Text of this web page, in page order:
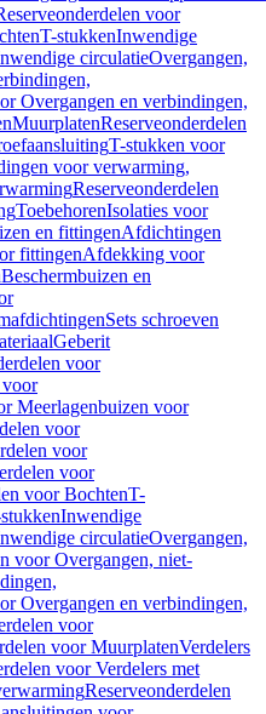
voor
T-stukkenInwendige
circulatieOvergangen,
Overgangen en verbindingen,
MuurplatenReserveonderdelen
T-stukken voor
voor verwarming,
Reserveonderdelen
ToebehorenIsolaties voor
en fittingenAfdichtingen
fittingenAfdekking voor
Beschermbuizen en
Sets schroeven
Geberit
voor
Meerlagenbuizen voor
voor
voor
voor
voor BochtenT-
Inwendige
circulatieOvergangen,
voor Overgangen, niet-
Overgangen en verbindingen,
voor
voor MuurplatenVerdelers
voor Verdelers met
Reserveonderdelen